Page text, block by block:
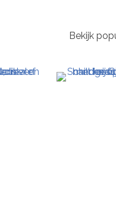
Bekijk